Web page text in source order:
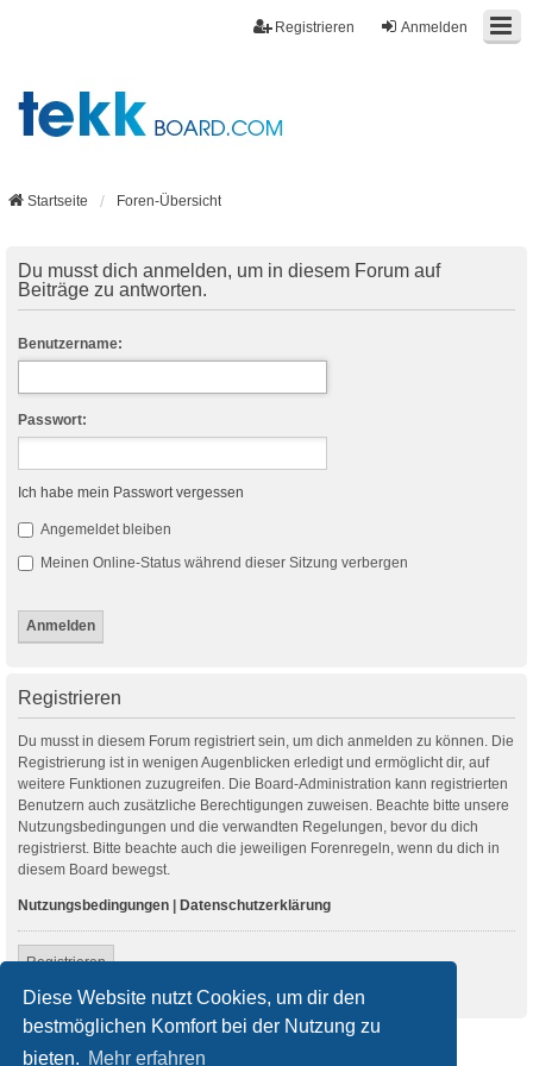
Diese Website nutzt Cookies, um dir den
bestmöglichen Komfort bei der Nutzung zu
bieten. Mehr erfahren
Anmelden
Registrieren
Startseite Foren-Übersicht
Du musst dich anmelden, um in diesem Forum auf
Beiträge zu antworten.
Benutzername:
Passwort:
Ich habe mein Passwort vergessen
Angemeldet bleiben
Meinen Online-Status während dieser Sitzung verbergen
Registrieren
Du musst in diesem Forum registriert sein, um dich anmelden zu können. Die
Registrierung ist in wenigen Augenblicken erledigt und ermöglicht dir, auf
weitere Funktionen zuzugreifen. Die Board-Administration kann registrierten
Benutzern auch zusätzliche Berechtigungen zuweisen. Beachte bitte unsere
Nutzungsbedingungen und die verwandten Regelungen, bevor du dich
registrierst. Bitte beachte auch die jeweiligen Forenregeln, wenn du dich in
diesem Board bewegst.
Nutzungsbedingungen | Datenschutzerklärung
Registrieren
Startseite Foren-Übersicht